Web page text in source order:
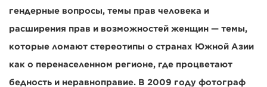
гендерные вопросы, темы прав человека и
расширения прав и возможностей женщин — темы,
которые ломают стереотипы о странах Южной Азии
как о перенаселенном регионе, где процветают
бедность и неравноправие. В 2009 году фотограф